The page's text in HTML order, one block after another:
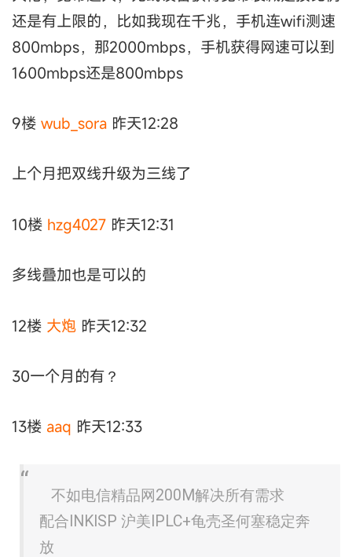
还是有上限的，比如我现在千兆，手机连wifi测速
800mbps，那2000mbps，手机获得网速可以到
1600mbps还是800mbps
9楼 wub_sora 昨天12:28
上个月把双线升级为三线了
10楼 hzg4027 昨天12:31
多线叠加也是可以的
12楼 大炮 昨天12:32
30一个月的有？
13楼 aaq 昨天12:33
不如电信精品网200M解决所有需求
配合INKISP 沪美IPLC+龟壳圣何塞稳定奔
放